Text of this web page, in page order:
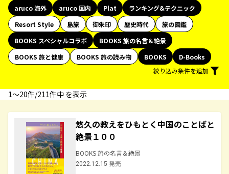
aruco 海外
aruco 国内 Plat
ランキング&テクニック
Resort Style
島旅 御朱印 歴史時代
旅の図鑑
BOOKS スペシャルコラボ
BOOKS 旅の名言＆絶景
BOOKS 旅と健康
BOOKS 旅の読み物 BOOKS
D-Books
絞り込み条件を追加
1〜20件/211件中 を表示
悠久の教えをひもとく中国のことばと
絶景１００
BOOKS 旅の名言＆絶景
2022.12.15 発売